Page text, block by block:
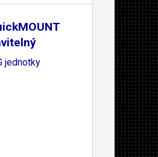
jednotky